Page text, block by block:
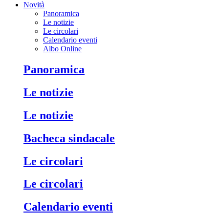
Novità
Panoramica
Le notizie
Le circolari
Calendario eventi
Albo Online
Panoramica
Le notizie
Le notizie
Bacheca sindacale
Le circolari
Le circolari
Calendario eventi